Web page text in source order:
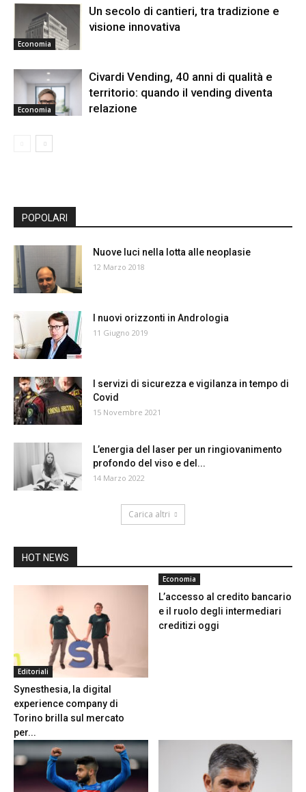
Economia
Un secolo di cantieri, tra tradizione e
visione innovativa
Economia
Civardi Vending, 40 anni di qualità e
territorio: quando il vending diventa
relazione
POPOLARI
Nuove luci nella lotta alle neoplasie
12 Marzo 2018
I nuovi orizzonti in Andrologia
11 Giugno 2019
I servizi di sicurezza e vigilanza in tempo di
Covid
15 Novembre 2021
L’energia del laser per un ringiovanimento
profondo del viso e del...
14 Marzo 2022
Carica altri
HOT NEWS
Editoriali
Synesthesia, la digital
experience company di
Torino brilla sul mercato
per...
Economia
L’accesso al credito bancario
e il ruolo degli intermediari
creditizi oggi